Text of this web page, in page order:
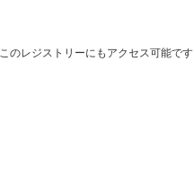
のレジストリーにもアクセス可能です